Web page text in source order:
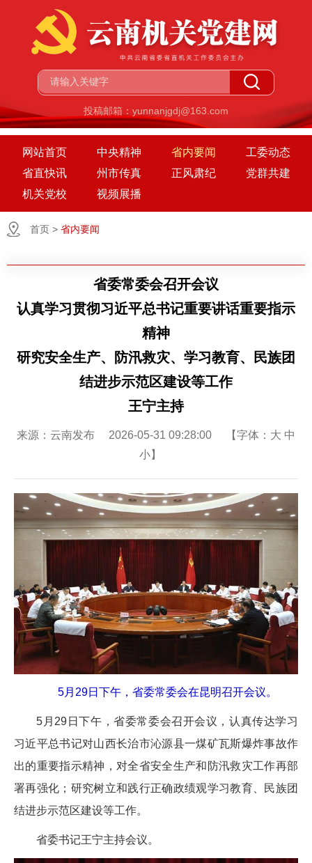
投稿邮箱：yunnanjgdj@163.com
网站首页 中央精神 省内要闻
工委动态
省直快讯
州市传真 正风肃纪
党群共建
机关党校
视频展播
首页 > 省内要闻
省委常委会召开会议
认真学习贯彻习近平总书记重要讲话重要指示
精神
研究安全生产、防汛救灾、学习教育、民族团
结进步示范区建设等工作
王宁主持
来源：云南发布 2026-05-31 09:28:00 【字体： 大 中
小】
5月29日下午，省委常委会在昆明召开会议。
5月29日下午，省委常委会召开会议，认真传达学习
习近平总书记对山西长治市沁源县一煤矿瓦斯爆炸事故作
出的重要指示精神，对全省安全生产和防汛救灾工作再部
署再强化；研究树立和践行正确政绩观学习教育、民族团
结进步示范区建设等工作。
省委书记王宁主持会议。